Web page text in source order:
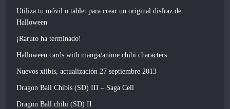
Utiliza tu móvil o tablet para crear un original disfraz de
Halloween
¡Raruto ha terminado!
Halloween cards with manga/anime chibi characters
Nuevos xiibis, actualización 27 septiembre 2013
Dragon Ball Chibis (SD) III – Saga Cell
Dragon Ball chibi (SD) II